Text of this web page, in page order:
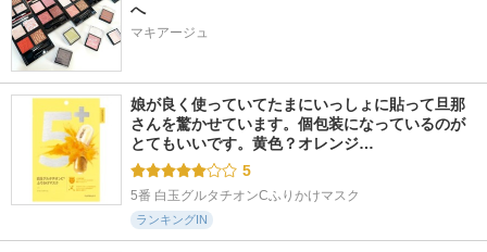
6.3
647件
ビタ３セラム
ooznary
ツボクサスージング
LIALUSTER(リアラス
ター)
へ
マキアージュ
娘が良く使っていてたまにいっしょに貼って旦那
さんを驚かせています。個包装になっているのが
とてもいいです。黄色？オレンジ…
5
5番 白玉グルタチオンCふりかけマスク
ランキングIN